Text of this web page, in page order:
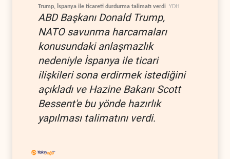
Trump, İspanya ile ticareti durdurma talimatı verdi YDH
ABD Başkanı Donald Trump,
NATO savunma harcamaları
konusundaki anlaşmazlık
nedeniyle İspanya ile ticari
ilişkileri sona erdirmek istediğini
açıkladı ve Hazine Bakanı Scott
Bessent'e bu yönde hazırlık
yapılması talimatını verdi.